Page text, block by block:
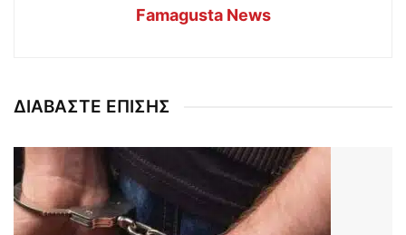
Famagusta News
ΔΙΑΒΑΣΤΕ ΕΠΙΣΗΣ